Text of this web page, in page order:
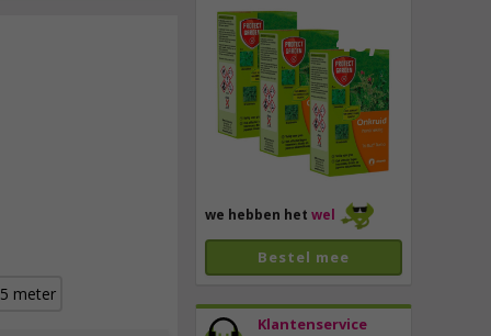
40,
we hebben het wel
Bestel mee
Klantenservice
5 meter